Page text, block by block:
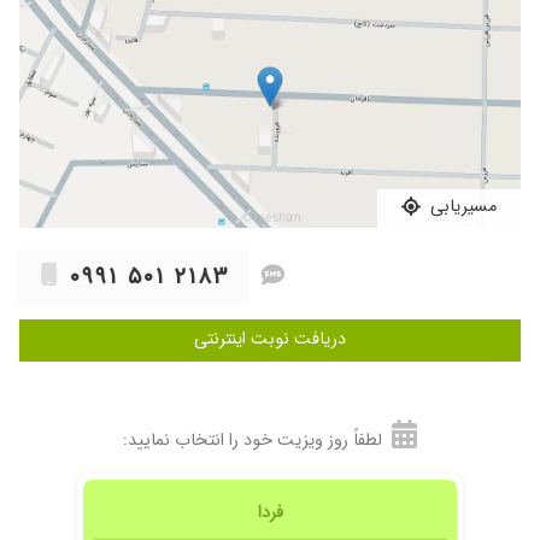
آلودگی هوا و شرایط سخت تنفسی تشخیص دکتر
برای مادرم الرژی و خارش تحت درمان هست ۱۴۰۴/۰۹/۰۱
درماتیت اگزما شدید در صورت تحت درمان هستم
هنوز و نتیجه خوبی گرفتم تا الان
۱۴۰۴/۰۴/۱۶
دکتر خوب و کار بلد ۱۴۰۴/۰۴/۲۸
خدا قوت به خانم دکتر من چند سال هست که کهیر
نشدم. دو هفته پیش برای اولین بار به مطب دکتر
خیلی بهتر شدم و رو به بهبود هستم.
۱۴۰۴/۱۱/۰۶
عالی برای این فرشته کمه. بچه ما آلرژی داشت و کل
نگرفتیم. شب اول که داروی نسخه خانم دکتر رو
استفاده کرد کاملا راحت خوابید. خدا ازشون راضی
۱۴۰۴/۱۱/۲۶
مسیریابی
۰۹۹۱ ۵۰۱ ۲۱۸۳
دریافت نوبت اینترنتی
لطفاً روز ویزیت خود را انتخاب نمایید:
فردا